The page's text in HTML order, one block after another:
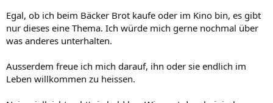
Egal, ob ich beim Bäcker Brot kaufe oder im Kino bin, es gibt
nur dieses eine Thema. Ich würde mich gerne nochmal über
was anderes unterhalten.
Ausserdem freue ich mich darauf, ihn oder sie endlich im
Leben willkommen zu heissen.